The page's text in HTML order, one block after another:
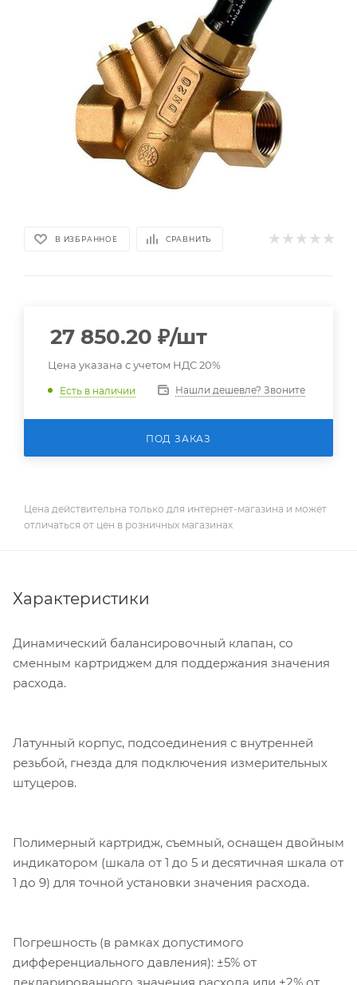
В ИЗБРАННОЕ СРАВНИТЬ
27 850.20 ₽/шт
Цена указана с учетом НДС 20%
Есть в наличии Нашли дешевле? Звоните
ПОД ЗАКАЗ
Цена действительна только для интернет-магазина и может
отличаться от цен в розничных магазинах
Характеристики
Динамический балансировочный клапан, со
сменным картриджем для поддержания значения
расхода.
Латунный корпус, подсоединения с внутренней
резьбой, гнезда для подключения измерительных
штуцеров.
Полимерный картридж, съемный, оснащен двойным
индикатором (шкала от 1 до 5 и десятичная шкала от
1 до 9) для точной установки значения расхода.
Погрешность (в рамках допустимого
дифференциального давления): ±5% от